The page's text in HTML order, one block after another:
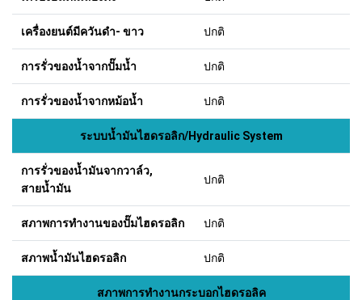
เครื่องยนต์มีควันดำ- ขาว ปกติ
การรั่วของน้ำจากปั๊มน้ำ ปกติ
การรั่วของน้ำจากหม้อน้ำ ปกติ
ระบบน้ำมันไฮดรอลิก/Hydraulic System
การรั่วของน้ำมันจากวาล์ว,
สายน้ำมัน
ปกติ
สภาพการทำงานของปั๊มไฮดรอลิก ปกติ
สภาพน้ำมันไฮดรอลิก ปกติ
สภาพการทำงานกระบอกไฮดรอลิค